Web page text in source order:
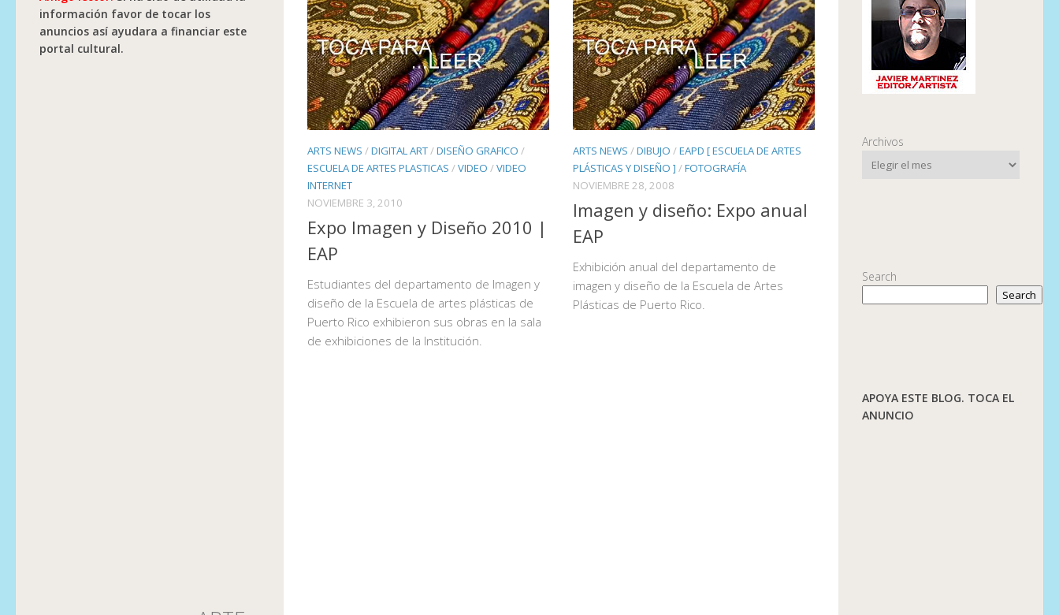
ARTS NEWS /DIGITAL ART/DISEÑO GRAFICO /
ESCUELA DE ARTES PLASTICAS /VIDEO /VIDEO
INTERNET
NOVIEMBRE 3, 2010
Expo Imagen y Diseño 2010 |
EAP
Estudiantes del departamento de Imagen y
diseño de la Escuela de artes plásticas de
Puerto Rico exhibieron sus obras en la sala
de exhibiciones de la Institución.
ARTS NEWS /DIBUJO /EAPD [ ESCUELA DE ARTES
PLÁSTICAS Y DISEÑO ] /FOTOGRAFÍA
NOVIEMBRE 28, 2008
Imagen y diseño: Expo anual
EAP
Exhibición anual del departamento de
imagen y diseño de la Escuela de Artes
Plásticas de Puerto Rico.
información favor de tocar los
anuncios así ayudara a financiar este
portal cultural.
Archivos
Search
Search
APOYA ESTE BLOG. TOCA EL
ANUNCIO